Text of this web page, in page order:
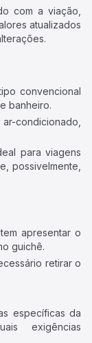
com a viação,
atualizados
convencional
banheiro.
condicionado,
para viagens
possivelmente,
apresentar o
guichê.
retirar o
específicas da
exigências